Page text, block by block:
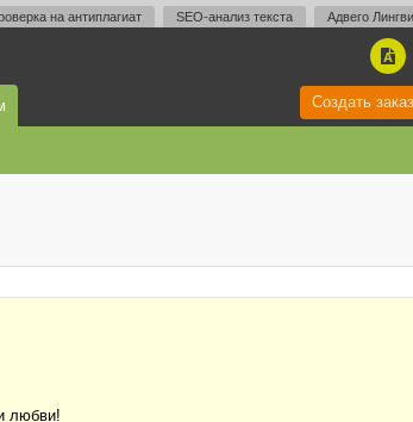
на антиплагиат SEO-анализ текста Адвего
A
Создать заказ
любви!